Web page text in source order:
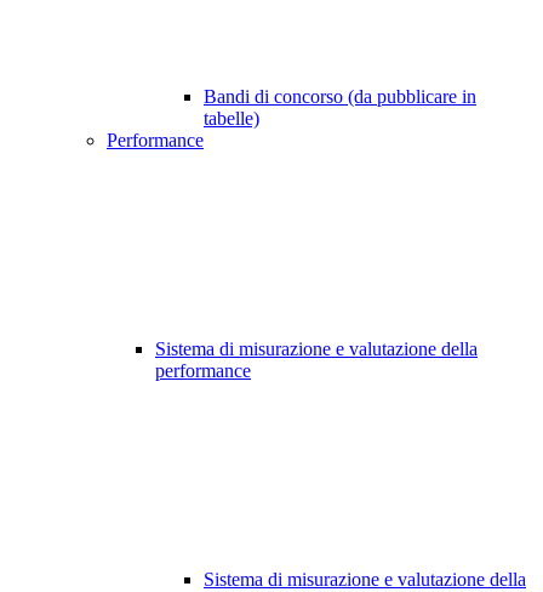
Bandi di concorso (da pubblicare in
tabelle)
Performance
Sistema di misurazione e valutazione della
performance
Sistema di misurazione e valutazione della